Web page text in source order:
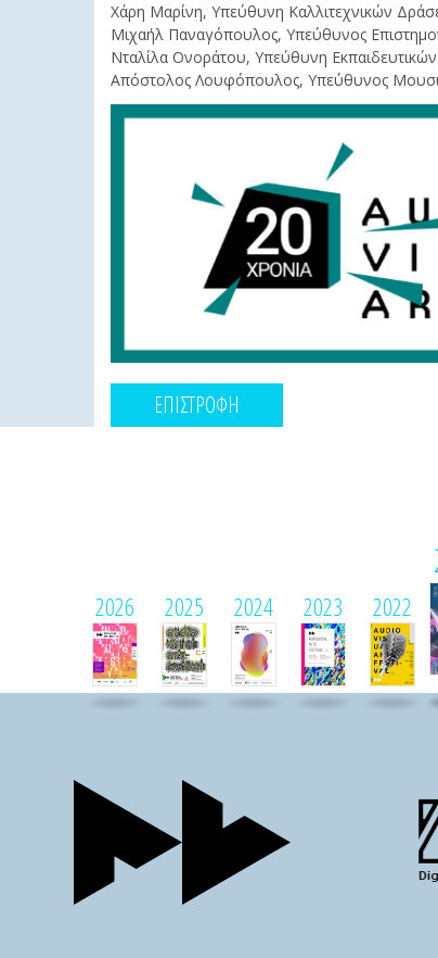
Χάρη Μαρίνη, Υπεύθυνη Καλλιτεχνικών
Μιχαήλ Παναγόπουλος, Υπεύθυνος
Νταλίλα Ονοράτου, Υπεύθυνη
Απόστολος Λουφόπουλος, Υπεύθυνος
ΕΠΙΣΤΡΟΦΗ
2026 2025 2024 2023 2022